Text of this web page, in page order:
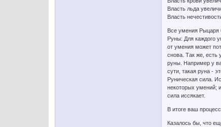
Власть льда
Власть
Все умения Рыцаря
Руны: Для каждого
от умения может
снова. Так же, есть
руны. Например у
сути, такая руна -
Руническая сила.
некоторых умений;
сила иссякает.
В итоге ваш
Казалось бы, что